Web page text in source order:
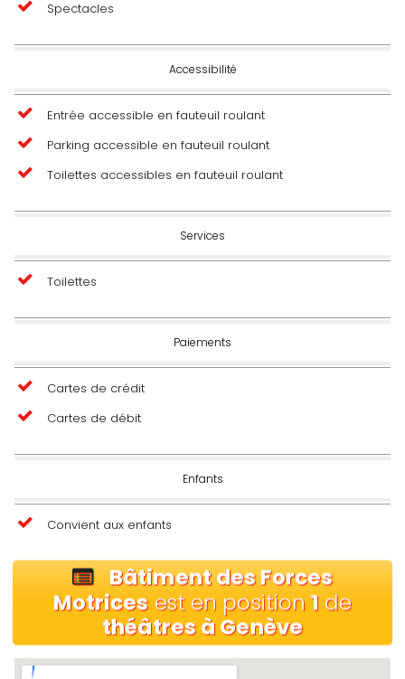
Spectacles
Accessibilité
Entrée accessible en fauteuil roulant
Parking accessible en fauteuil roulant
Toilettes accessibles en fauteuil roulant
Services
Toilettes
Paiements
Cartes de crédit
Cartes de débit
Enfants
Convient aux enfants
Bâtiment des Forces
Motrices est en position 1de
théâtres à Genève